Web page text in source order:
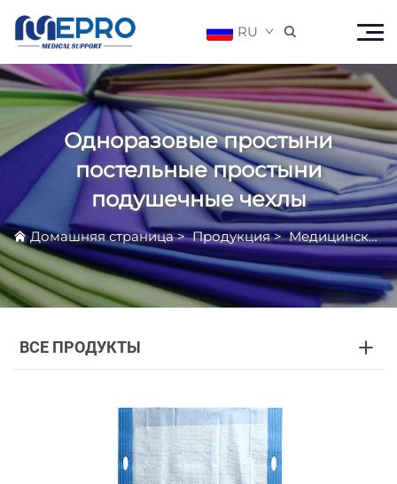
RU 
Одноразовые простыни
постельные простыни
подушечные чехлы
Домашняя страница>Продукция>Медицинский Нетканый Продукт
ВСЕ ПРОДУКТЫ